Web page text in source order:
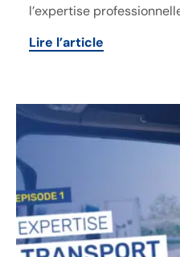
l’expertise
Lire l’article